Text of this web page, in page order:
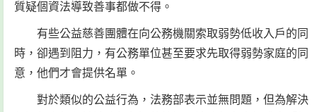
質疑個資法導致善事都做不得。
有些公益慈善團體在向公務機關索取弱勢低收入戶的同
時，卻遇到阻力，有公務單位甚至要求先取得弱勢家庭的同
意，他們才會提供名單。
對於類似的公益行為，法務部表示並無問題，但為解決